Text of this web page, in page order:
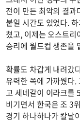
전이 만든 최악의 결
붙일 시간도 있었다.
쳤고, 이제는 오스트
승리에 월드컵 생존을
확률도 차갑게 내려갔
유력한 쪽에 가까웠다
고 세네갈이 이라크를
비기면서 한국은 조 3
경기 하나하나가 칼날